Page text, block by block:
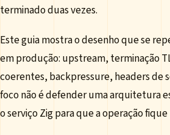
terminado duas vezes.
Este guia mostra o desenho que se
em produção: upstream, terminação
coerentes, backpressure, headers de
foco não é defender uma arquitetura
o serviço Zig para que a operação